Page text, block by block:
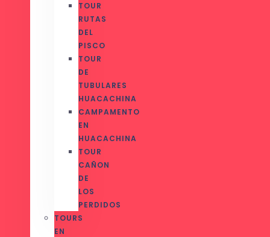
TOUR
RUTAS
DEL
PISCO
TOUR
DE
TUBULARES
HUACACHINA
CAMPAMENTO
EN
HUACACHINA
TOUR
CAÑON
DE
LOS
PERDIDOS
TOURS
EN